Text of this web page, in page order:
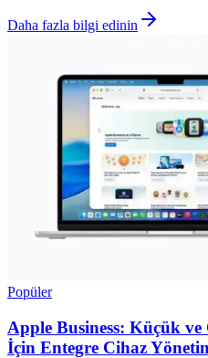
Daha fazla bilgi edinin
Popüler
Apple Business: Küçük
İçin Entegre Cihaz